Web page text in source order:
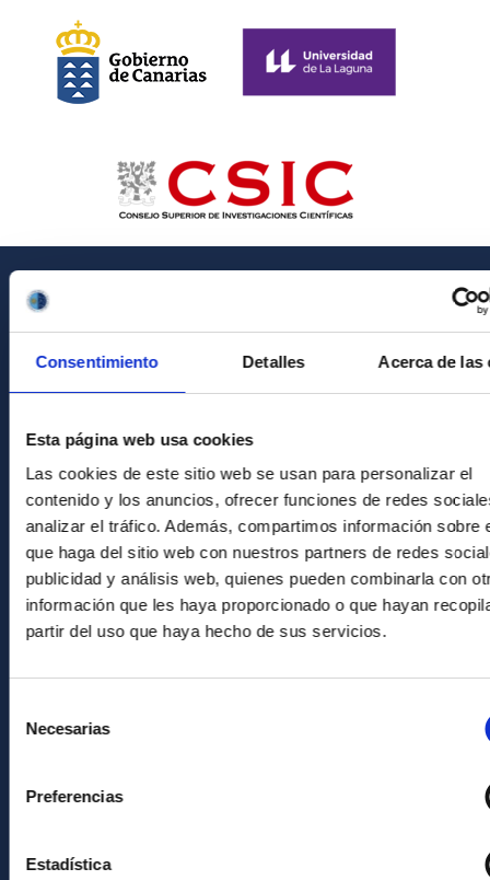
Consentimiento Detalles Acerca de las
Esta página web usa cookies
Las cookies de este sitio web se usan para personalizar el
contenido y los anuncios, ofrecer funciones de redes
analizar el tráfico. Además, compartimos información sobre
que haga del sitio web con nuestros partners de redes
publicidad y análisis web, quienes pueden combinarla con
información que les haya proporcionado o que hayan
partir del uso que haya hecho de sus servicios.
Necesarias
Preferencias
Estadística
GENERAL INFORMATION
Contact
How to get to the IAC
List of personnel
Library
General register
ABOUT THE IAC
Legislation
Transparency
Code of ethics and anti-fraud policy
Gender equality and diversity
Forever IAC
External funding